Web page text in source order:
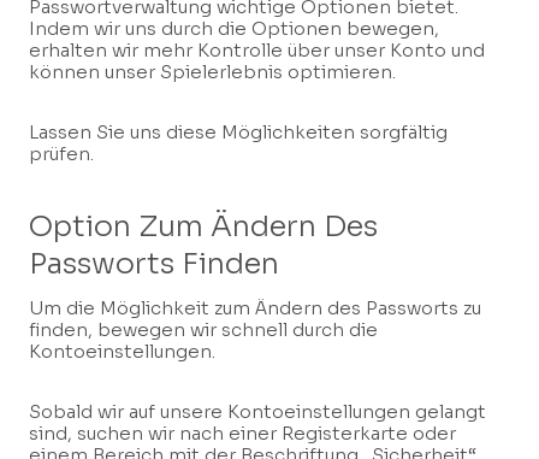
Passwortverwaltung wichtige Optionen bietet.
Indem wir uns durch die Optionen bewegen,
erhalten wir mehr Kontrolle über unser Konto und
können unser Spielerlebnis optimieren.
Lassen Sie uns diese Möglichkeiten sorgfältig
prüfen.
Option Zum Ändern Des
Passworts Finden
Um die Möglichkeit zum Ändern des Passworts zu
finden, bewegen wir schnell durch die
Kontoeinstellungen.
Sobald wir auf unsere Kontoeinstellungen gelangt
sind, suchen wir nach einer Registerkarte oder